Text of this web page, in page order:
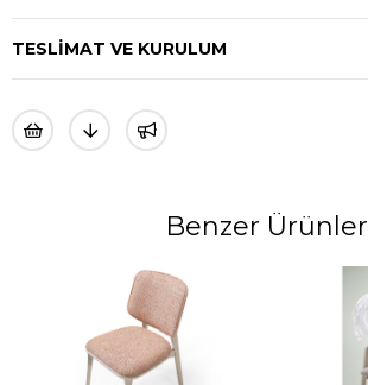
TESLIMAT VE KURULUM
Benzer Ürünler